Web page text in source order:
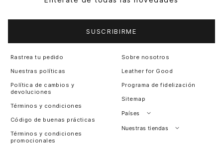
SUSCRIBIRME
Rastrea tu pedido
Nuestras políticas
Política de cambios y
devoluciones
Términos y condiciones
Código de buenas prácticas
Términos y condiciones
promocionales
Sobre nosotros
Leather for Good
Programa de fidelización
Sitemap
Países
Perú
Nuestras tiendas